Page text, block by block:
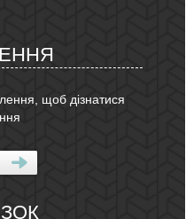
щоб дізнатися